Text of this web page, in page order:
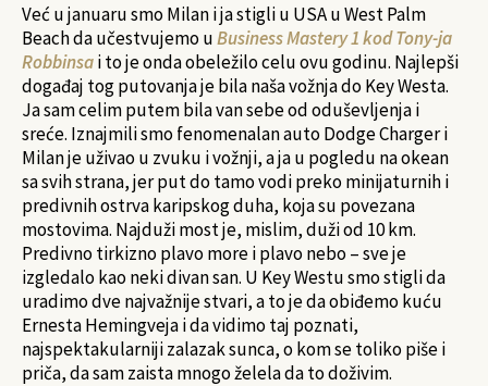
Već u januaru smo Milan i ja stigli u USA u West Palm
Beach da učestvujemo uBusiness Mastery 1 kod Tony-ja
Robbinsai to je onda obeležilo celu ovu godinu. Najlepši
događaj tog putovanja je bila naša vožnja do Key Westa.
Ja sam celim putem bila van sebe od oduševljenja i
sreće. Iznajmili smo fenomenalan auto Dodge Charger i
Milan je uživao u zvuku i vožnji, a ja u pogledu na okean
sa svih strana, jer put do tamo vodi preko minijaturnih i
predivnih ostrva karipskog duha, koja su povezana
mostovima. Najduži most je, mislim, duži od 10 km.
Predivno tirkizno plavo more i plavo nebo – sve je
izgledalo kao neki divan san. U Key Westu smo stigli da
uradimo dve najvažnije stvari, a to je da obiđemo kuću
Ernesta Hemingveja i da vidimo taj poznati,
najspektakularniji zalazak sunca, o kom se toliko piše i
priča, da sam zaista mnogo želela da to doživim.